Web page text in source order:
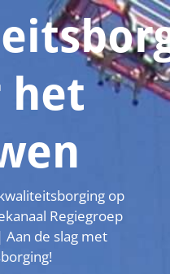
het
op
Regiegroep
de slag met